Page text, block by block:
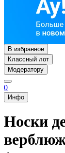
В избранное
Классный лот
Модератору
0
Инфо
Носки